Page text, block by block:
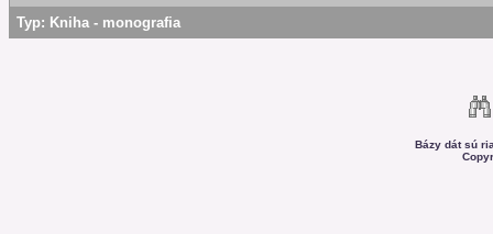
Typ: Kniha - monografia
Bázy dát sú